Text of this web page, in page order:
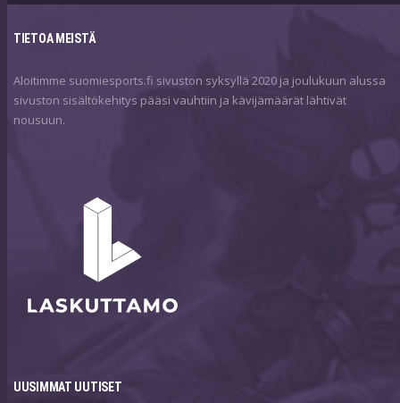
TIETOA MEISTÄ
Aloitimme suomiesports.fi sivuston syksyllä 2020 ja joulukuun alussa
sivuston sisältökehitys pääsi vauhtiin ja kävijämäärät lähtivät
nousuun.
UUSIMMAT UUTISET